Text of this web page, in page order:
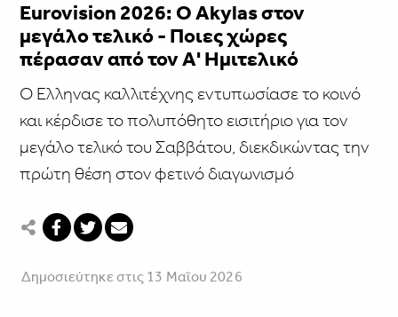
Eurovision 2026: Ο Akylas στον
μεγάλο τελικό - Ποιες χώρες
πέρασαν από τον Α' Ημιτελικό
Ο Έλληνας καλλιτέχνης εντυπωσίασε το κοινό
και κέρδισε το πολυπόθητο εισιτήριο για τον
μεγάλο τελικό του Σαββάτου, διεκδικώντας την
πρώτη θέση στον φετινό διαγωνισμό
Δημοσιεύτηκε στις 13 Μαΐου 2026